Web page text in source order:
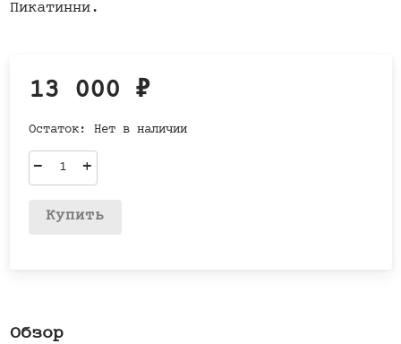
Пикатинни.
13 000 ₽
Остаток: Нет в наличии
– +
Купить
Обзор